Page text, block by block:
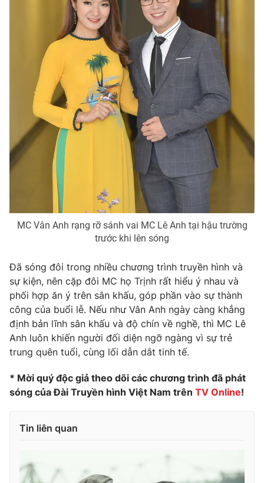
Shorts video
VTV Money VTV Thể thao
VTV Sức khoẻ Bất động sản
Thị trường 24h Tấm lòng Việt
VTV4 Vươn mình bằng AI
VTV8
Liên hệ tòa soạn English
THỜI BÁO VTV
Theo dõi báo trên
Cơ quan báo chí:Thời báo VTV
Giấy phép hoạt động báo in và báo điện tử số 483/GP-BTTTT
Tổng Biên tập:Vũ Thanh Thủy
Tổng đài VTV: 024.38 355 931 - 024.38 355 932
MC Vân Anh rạng rỡ sánh vai MC Lê Anh tại hậu trường
trước khi lên sóng
Đã sóng đôi trong nhiều chương trình truyền hình và
sự kiện, nên cặp đôi MC họ Trịnh rất hiểu ý nhau và
phối hợp ăn ý trên sân khấu, góp phần vào sự thành
công của buổi lễ. Nếu như Vân Anh ngày càng khẳng
định bản lĩnh sân khấu và độ chín về nghề, thì MC Lê
Anh luôn khiến người đối diện ngỡ ngàng vì sự trẻ
trung quên tuổi, cùng lối dẫn dắt tinh tế.
* Mời quý độc giả theo dõi các chương trình đã phát
sóng của Đài Truyền hình Việt Nam trên TV Online!
Tin liên quan